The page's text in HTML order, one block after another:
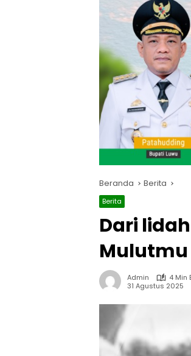
Beranda Berita
Berita
Dari
Admin
4 Min
31 Agustus 2025